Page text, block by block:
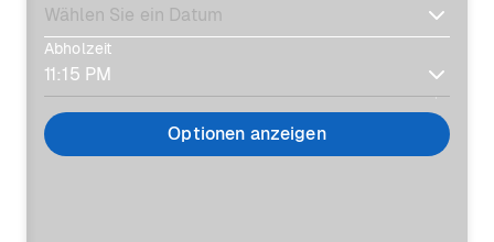
Abholzeit
Optionen anzeigen